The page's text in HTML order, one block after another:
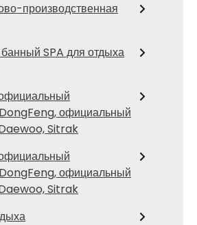
производственная
SPA для отдыха
официальный
Sitrak
официальный
Sitrak